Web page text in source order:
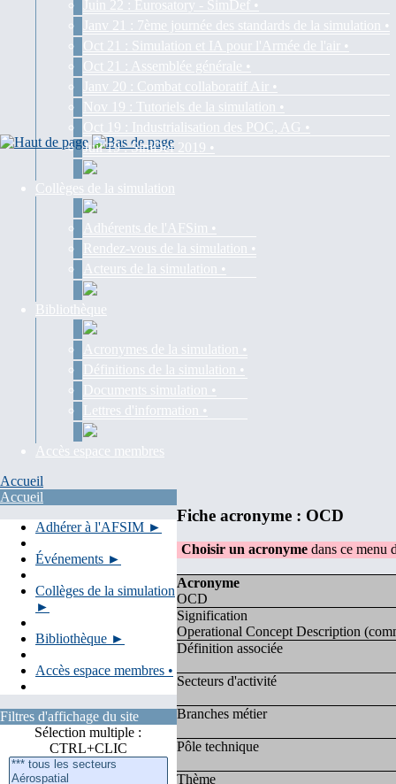
Juin 22 : Eurosatory - SimDef •
Janv 21 : 7ème journée des standards de la simulation •
Oct 21 : Simulation et IA pour l'Armée de l'air •
Oct 21 : Assemblée générale •
Janv 20 : Combat collaboratif Air •
Nov 19 : Tutoriels de la simulation •
Oct 19 : Industrialisation des POC, AG •
Juil 19 : SimDef 2019 •
Collèges de la simulation
Adhérents de l'AFSim •
Rendez-vous de la simulation •
Acteurs de la simulation •
Bibliothèque
Acronymes de la simulation •
Définitions de la simulation •
Documents simulation •
Lettres d'information •
Accès espace membres
Accueil
Accueil
Adhérer à l'AFSIM ►
Événements ►
Collèges de la simulation
►
Bibliothèque ►
Accès espace membres •
Filtres d'affichage du site
Sélection multiple :
CTRL+CLIC
Fiche acronyme : OCD
Choisir un acronyme dans ce menu
Acronyme
OCD
Signification
Operational Concept Description
Définition associée
Secteurs d'activité
Branches métier
Pôle technique
Thème